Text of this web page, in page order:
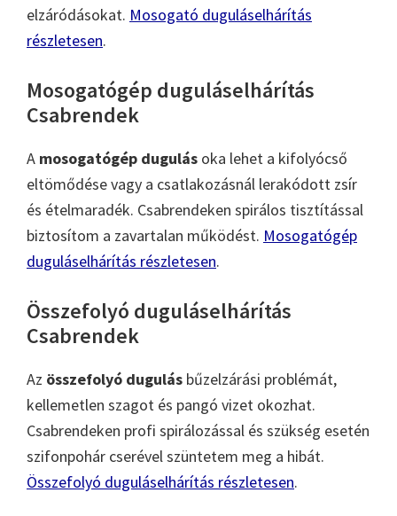
elzáródásokat. Mosogató duguláselhárítás
részletesen.
Mosogatógép duguláselhárítás
Csabrendek
A mosogatógép dugulás oka lehet a kifolyócső
eltömődése vagy a csatlakozásnál lerakódott zsír
és ételmaradék. Csabrendeken spirálos tisztítással
biztosítom a zavartalan működést. Mosogatógép
duguláselhárítás részletesen.
Összefolyó duguláselhárítás
Csabrendek
Az összefolyó dugulás bűzelzárási problémát,
kellemetlen szagot és pangó vizet okozhat.
Csabrendeken profi spirálozással és szükség esetén
szifonpohár cserével szüntetem meg a hibát.
Összefolyó duguláselhárítás részletesen.